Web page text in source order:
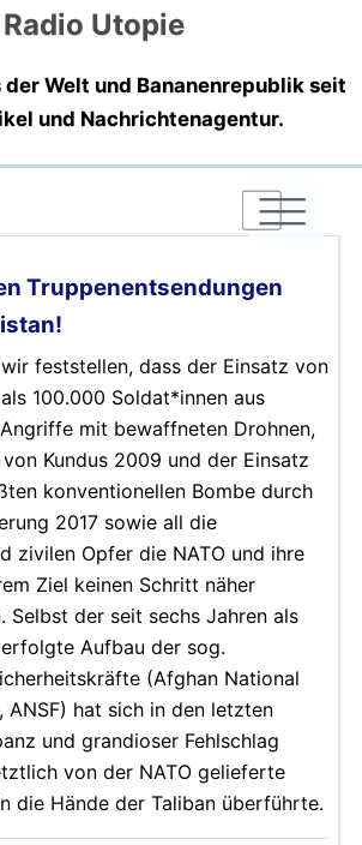
Radio Utopie
Welt und Bananenrepublik seit
und Nachrichtenagentur.
|
|
|
Truppenentsendungen
feststellen, dass der Einsatz von
100.000 Soldat*innen aus
mit bewaffneten Drohnen,
Kundus 2009 und der Einsatz
konventionellen Bombe durch
2017 sowie all die
zivilen Opfer die NATO und ihre
Ziel keinen Schritt näher
Selbst der seit sechs Jahren als
Aufbau der sog.
(Afghan National
ANSF) hat sich in den letzten
und grandioser Fehlschlag
von der NATO gelieferte
die Hände der Taliban überführte.